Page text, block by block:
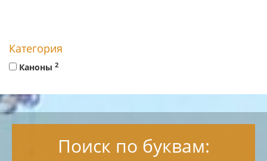
Категория
Каноны 2
Поиск по буквам: